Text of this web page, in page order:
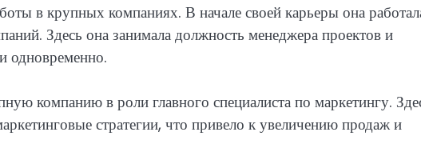
в крупных компаниях. В начале своей карьеры она
Здесь она занимала должность менеджера проектов и
одновременно.
компанию в роли главного специалиста по маркетингу.
стратегии, что привело к увеличению продаж и